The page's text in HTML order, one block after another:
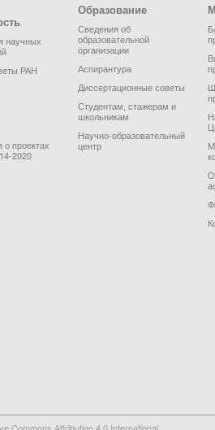
научных
РАН
проектах
2020
Образование
Сведения об
образовательной
организации
Аспирантура
Диссертационные советы
Студентам, стажерам и
школьникам
Научно-образовательный
центр
Commons Attribution 4.0 International